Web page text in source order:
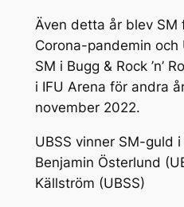
Även detta år blev SM
Corona-pandemin och
SM i Bugg & Rock ’n’
i IFU Arena för andra
november 2022.
UBSS vinner SM-guld
Benjamin Österlund
Källström (UBSS)